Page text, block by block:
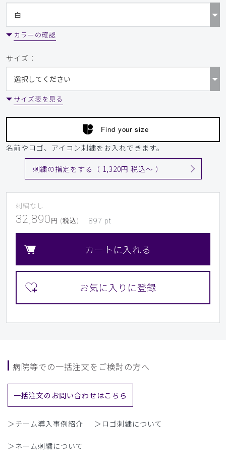
カラーの確認
サイズ：
サイズ表を見る
Find your size
名前やロゴ、アイコン刺繍をお入れできます。
刺繍の指定をする（ 1,320円 税込〜 ）
刺繍なし
32,890 円 (税込) 897 pt
カートに入れる
病院等での一括注文をご検討の方へ
一括注文のお問い合わせはこちら
＞チーム導入事例紹介 ＞ロゴ刺繍について
＞ネーム刺繍について